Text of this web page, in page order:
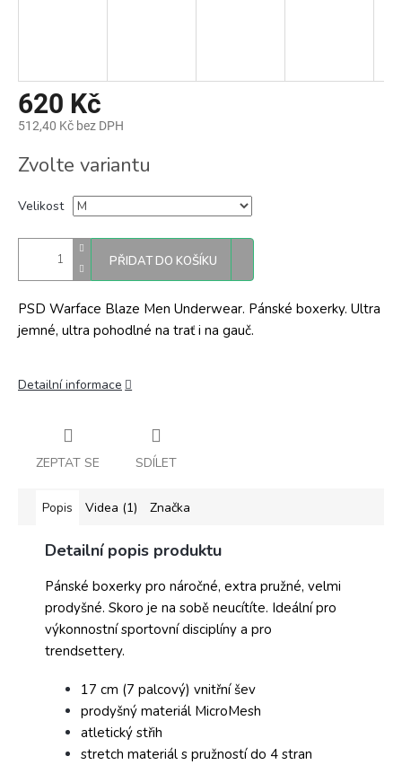
620 Kč
512,40 Kč bez DPH
cena:
Zvolte variantu
Velikost
PŘIDAT DO KOŠÍKU
PSD Warface Blaze Men Underwear. Pánské boxerky. Ultra
jemné, ultra pohodlné na trať i na gauč.
Detailní informace
ZEPTAT SE SDÍLET
Popis Videa (1) Značka
Detailní popis produktu
Pánské boxerky pro náročné, extra pružné, velmi
prodyšné. Skoro je na sobě neucítíte. Ideální pro
výkonnostní sportovní disciplíny a pro
trendsettery.
17 cm (7 palcový) vnitřní šev
prodyšný materiál MicroMesh
atletický střih
stretch materiál s pružností do 4 stran